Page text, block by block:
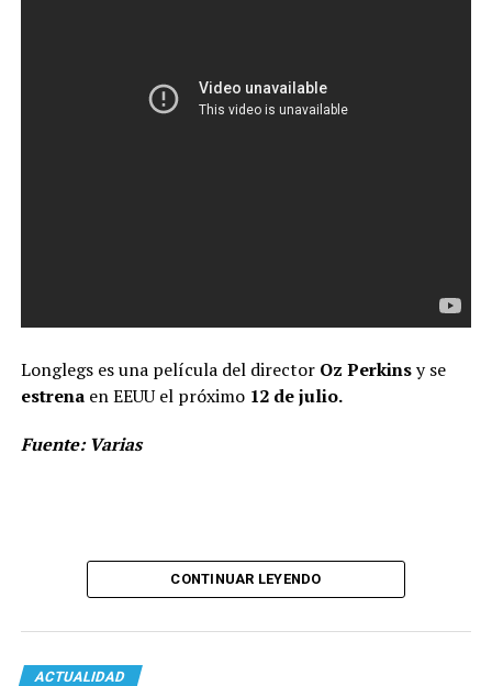
Longlegs es una película del director Oz Perkinsy se
estrenaen EEUU el próximo12 de julio.
Fuente: Varias
CONTINUAR LEYENDO
ACTUALIDAD